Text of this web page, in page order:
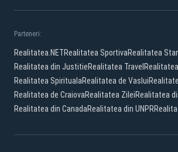
Parteneri:
Realitatea.NETRealitatea SportivaRealitatea Star
Realitatea din JustitieRealitatea Travel
Realitatea SpiritualaRealitatea de Vaslui
Realitatea de CraiovaRealitatea ZileiRealitatea
Realitatea din CanadaRealitatea din UNPR